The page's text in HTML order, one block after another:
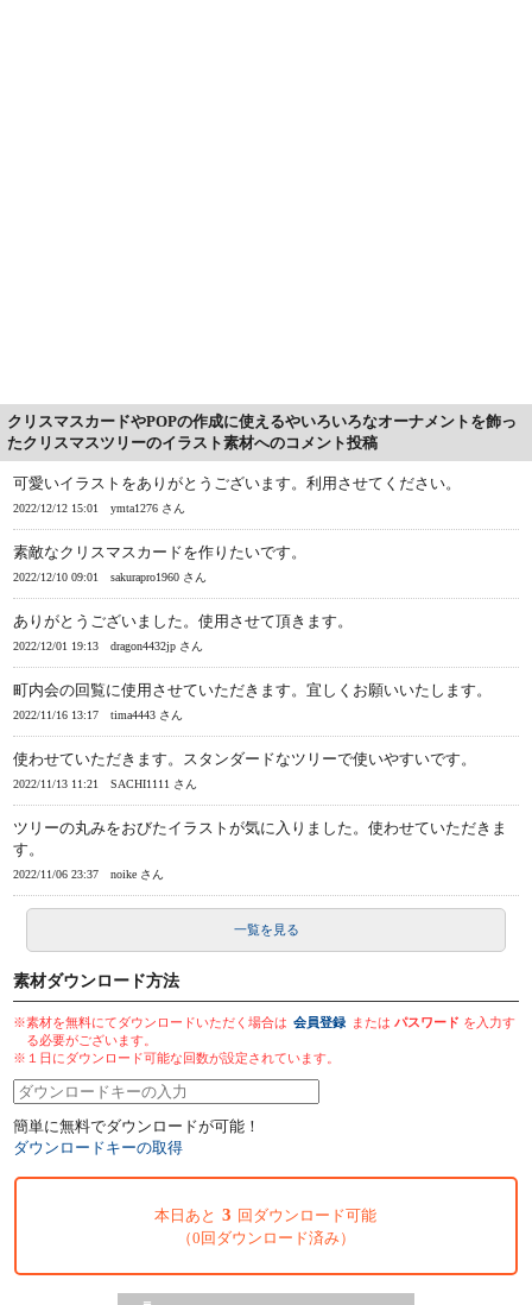
クリスマスカードやPOPの作成に使えるやいろいろなオーナメントを飾っ
たクリスマスツリーのイラスト素材へのコメント投稿
可愛いイラストをありがとうございます。利用させてください。
2022/12/12 15:01 ymta1276 さん
素敵なクリスマスカードを作りたいです。
2022/12/10 09:01 sakurapro1960 さん
ありがとうございました。使用させて頂きます。
2022/12/01 19:13 dragon4432jp さん
町内会の回覧に使用させていただきます。宜しくお願いいたします。
2022/11/16 13:17 tima4443 さん
使わせていただきます。スタンダードなツリーで使いやすいです。
2022/11/13 11:21 SACHI1111 さん
ツリーの丸みをおびたイラストが気に入りました。使わせていただきま
す。
2022/11/06 23:37 noike さん
一覧を見る
素材ダウンロード方法
※素材を無料にてダウンロードいただく場合は 会員登録 またはパスワード を入力す
る必要がございます。
※１日にダウンロード可能な回数が設定されています。
簡単に無料でダウンロードが可能！
ダウンロードキーの取得
本日あと 3 回ダウンロード可能
（0回ダウンロード済み）